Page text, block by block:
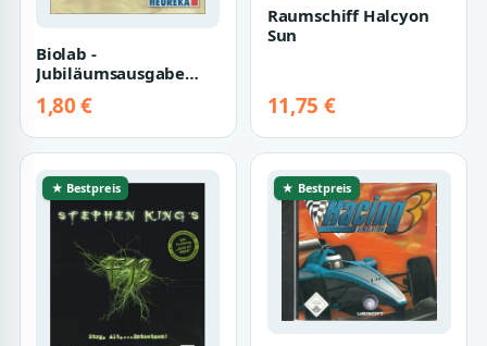
Biolab -
Jubiläumsausgabe
1,80 €
Raumschiff Halcyon
Sun
11,75 €
★ Bestpreis ★ Bestpreis